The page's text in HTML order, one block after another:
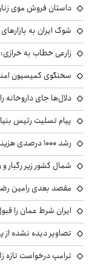
داستان فروش موی
شوک ایران به بازارهای جهانی؛
زارعی خطاب به
سخنگوی کمیسیون
دلال‌ها جای داروخانه
پیام تسلیت رئیس
رشد ۱۰۰۰ درصدی هزینه ساخت مسکن؛ هزینه ساخت هر متر خانه چقدر است؟
شمال کشور زیر رگبار
مقصد بعدی رامین
ایران شرط عمان را
تصاویر دیده نشده از
ترامپ درخواست تازه